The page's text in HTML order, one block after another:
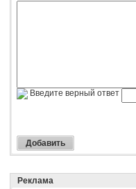
Введите верный ответ
Реклама